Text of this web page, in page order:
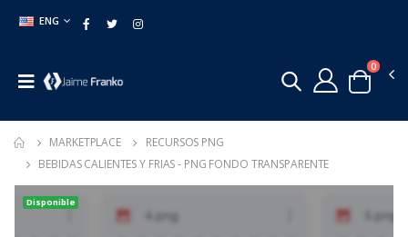
ENG
0
MARKETPLACE
RECURSOS PNG
BEBIDAS CALIENTES Y FRIAS - PNG FONDO TRANSPARENTE
Disponible